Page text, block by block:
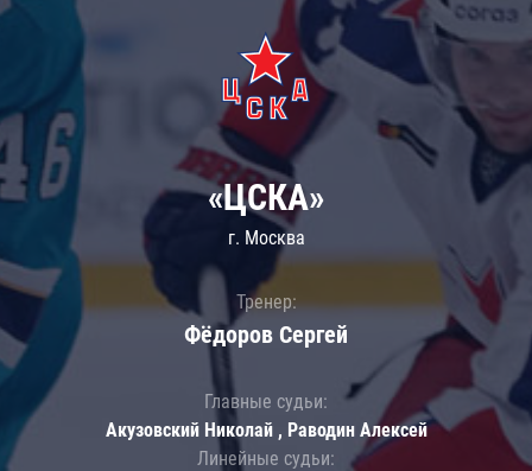
«ЦСКА»
г. Москва
Тренер:
Фёдоров Сергей
Главные судьи:
Акузовский Николай , Раводин Алексей
Линейные судьи: